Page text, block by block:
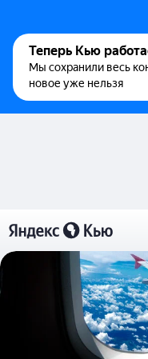
Теперь Кью
Мы сохранили весь
новое уже нельзя